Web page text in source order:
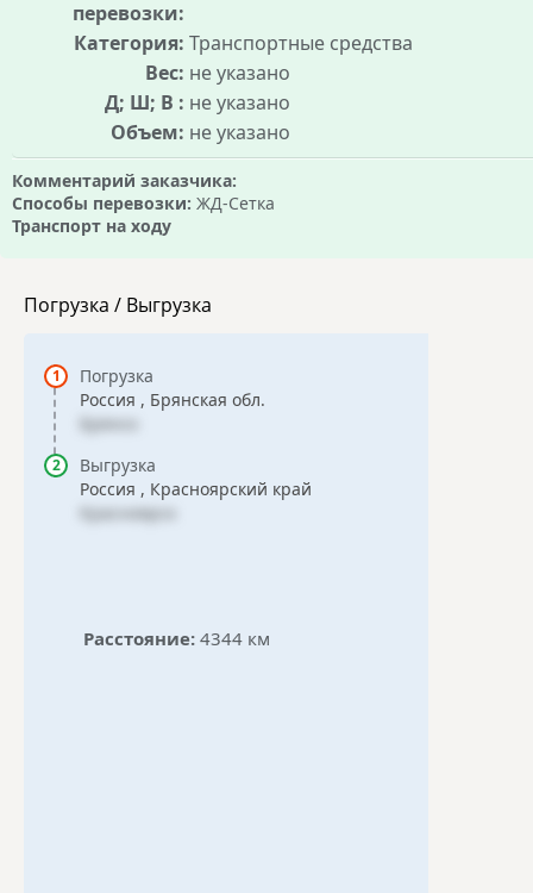
перевозки:
Категория: Транспортные средства
Вес: не указано
Д; Ш; В : не указано
Объем: не указано
Комментарий заказчика:
Способы перевозки: ЖД-Сетка
Транспорт на ходу
Погрузка / Выгрузка
Погрузка
Россия , Брянская обл.
Брянск
Выгрузка
Россия , Красноярский край
Красноярск
Расстояние: 4344 км